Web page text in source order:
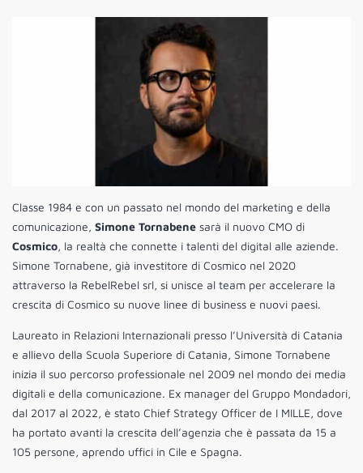
Classe 1984 e con un passato nel mondo del marketing e della
comunicazione, Simone Tornabene sarà il nuovo CMO di
Cosmico, la realtà che connette i talenti del digital alle aziende.
Simone Tornabene, già investitore di Cosmico nel 2020
attraverso la RebelRebel srl, si unisce al team per accelerare la
crescita di Cosmico su nuove linee di business e nuovi paesi.
Laureato in Relazioni Internazionali presso l’Università di Catania
e allievo della Scuola Superiore di Catania, Simone Tornabene
inizia il suo percorso professionale nel 2009 nel mondo dei media
digitali e della comunicazione. Ex manager del Gruppo Mondadori,
dal 2017 al 2022, è stato Chief Strategy Officer de I MILLE, dove
ha portato avanti la crescita dell’agenzia che è passata da 15 a
105 persone, aprendo uffici in Cile e Spagna.